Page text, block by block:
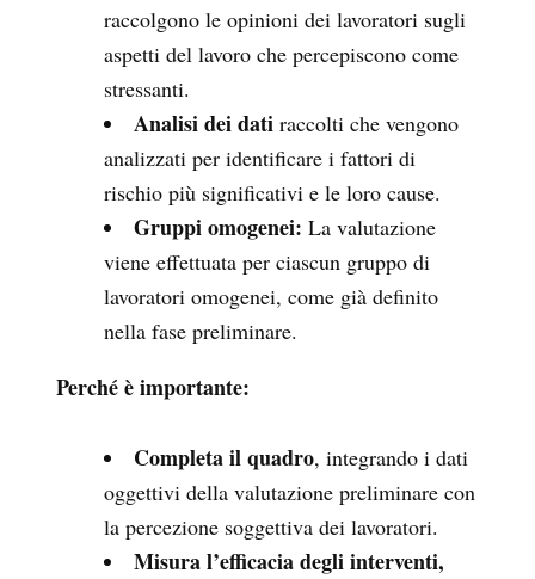
raccolgono le opinioni dei lavoratori sugli
aspetti del lavoro che percepiscono come
stressanti.
Analisi dei dati raccolti che vengono
analizzati per identificare i fattori di
rischio più significativi e le loro cause.
Gruppi omogenei: La valutazione
viene effettuata per ciascun gruppo di
lavoratori omogenei, come già definito
nella fase preliminare.
Perché è importante:
Completa il quadro, integrando i dati
oggettivi della valutazione preliminare con
la percezione soggettiva dei lavoratori.
Misura l’efficacia degli interventi,